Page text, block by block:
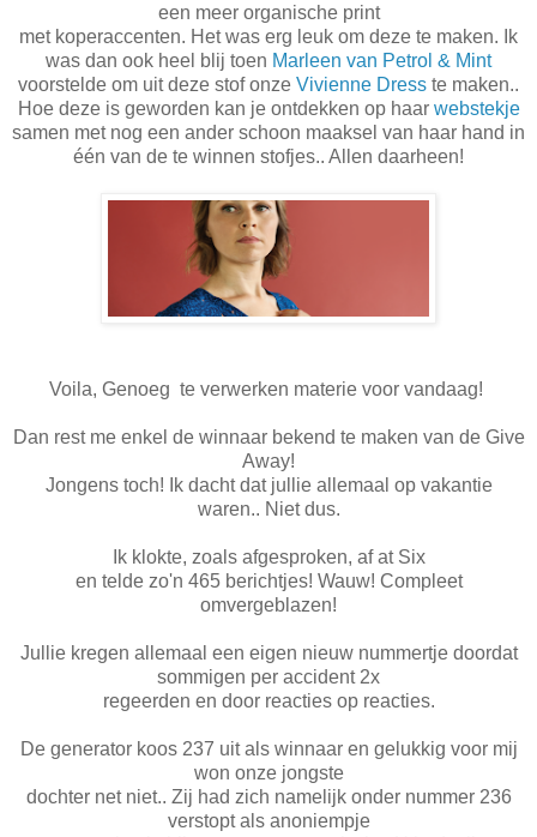
een meer organische print
met koperaccenten. Het was erg leuk om deze te maken. Ik
was dan ook heel blij toen Marleen van Petrol & Mint
voorstelde om uit deze stof onze Vivienne Dress te maken..
Hoe deze is geworden kan je ontdekken op haar webstekje
samen met nog een ander schoon maaksel van haar hand in
één van de te winnen stofjes.. Allen daarheen!
Voila, Genoeg te verwerken materie voor vandaag!
Dan rest me enkel de winnaar bekend te maken van de Give
Away!
Jongens toch! Ik dacht dat jullie allemaal op vakantie
waren.. Niet dus.
Ik klokte, zoals afgesproken, af at Six
en telde zo'n 465 berichtjes! Wauw! Compleet
omvergeblazen!
Jullie kregen allemaal een eigen nieuw nummertje doordat
sommigen per accident 2x
regeerden en door reacties op reacties.
De generator koos 237 uit als winnaar en gelukkig voor mij
won onze jongste
dochter net niet.. Zij had zich namelijk onder nummer 236
verstopt als anoniempje